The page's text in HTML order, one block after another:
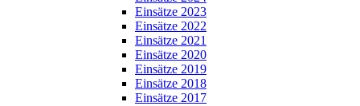
Einsätze 2023
Einsätze 2022
Einsätze 2021
Einsätze 2020
Einsätze 2019
Einsätze 2018
Einsätze 2017